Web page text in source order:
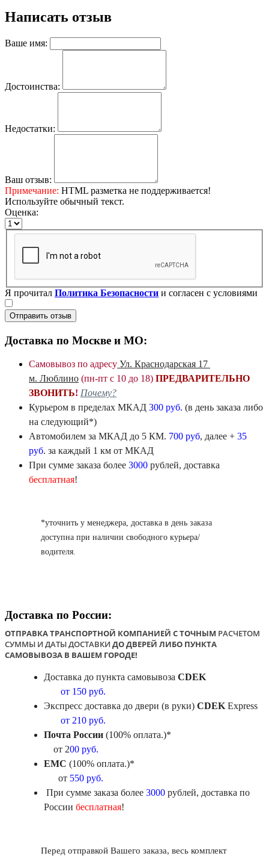
Написать отзыв
Ваше имя:
Достоинства:
Недостатки:
Ваш отзыв:
Примечание: HTML разметка не поддерживается!
Используйте обычный текст.
Оценка:
Я прочитал Политика Безопасности и согласен с условиями
Отправить отзыв
Доставка по Москве и МО:
Самовывоз по адресу Ул. Краснодарская 17
м. Люблино (пн-пт с 10 до 18) ПРЕДВАРИТЕЛЬНО
ЗВОНИТЬ! Почему?
Курьером в пределах МКАД 300 руб. (в день заказа либо
на следующий*)
Автомобилем за МКАД до 5 КМ. 700 руб, далее + 35
руб. за каждый 1 км от МКАД
При сумме заказа более 3000 рублей, доставка
бесплатная!
*уточнить у менеджера, доставка в день заказа
доступна при наличии свободного курьера/
водителя.
Доставка по России:
ОТПРАВКА ТРАНСПОРТНОЙ КОМПАНИЕЙ С ТОЧНЫМ РАСЧЕТОМ
СУММЫ И ДАТЫ ДОСТАВКИ ДО ДВЕРЕЙ ЛИБО ПУНКТА
САМОВЫВОЗА В ВАШЕМ ГОРОДЕ!
Доставка до пункта самовывоза CDEK
от 150 руб.
Экспресс доставка до двери (в руки) CDEK Express
от 210 руб.
Почта России (100% оплата.)*
от 200 руб.
ЕМС (100% оплата.)*
от 550 руб.
При сумме заказа более 3000 рублей, доставка по
России бесплатная!
Перед отправкой Вашего заказа, весь комплект